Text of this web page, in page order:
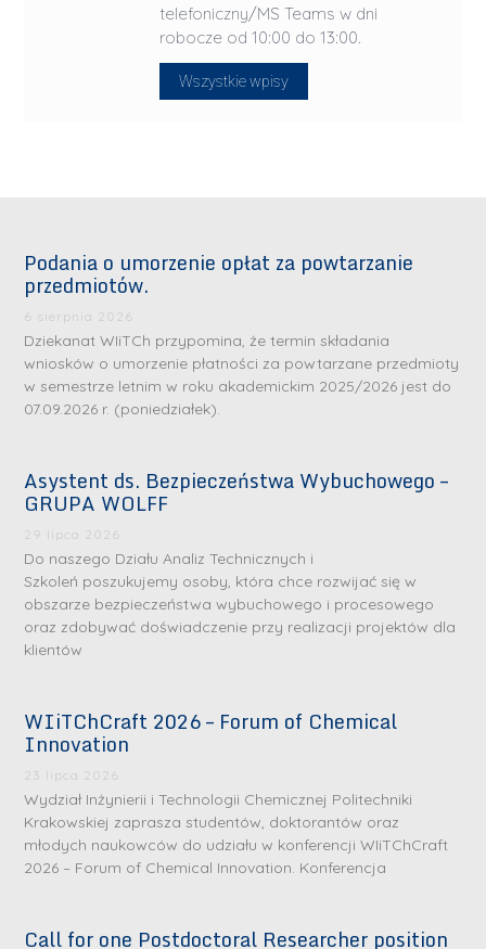
telefoniczny/MS Teams w dni
robocze od 10:00 do 13:00.
Wszystkie wpisy
Podania o umorzenie opłat za powtarzanie
przedmiotów.
6 sierpnia 2026
Dziekanat WIiTCh przypomina, że termin składania
wniosków o umorzenie płatności za powtarzane przedmioty
w semestrze letnim w roku akademickim 2025/2026 jest do
07.09.2026 r. (poniedziałek).
Asystent ds. Bezpieczeństwa Wybuchowego –
GRUPA WOLFF
29 lipca 2026
Do naszego Działu Analiz Technicznych i
Szkoleń poszukujemy osoby, która chce rozwijać się w
obszarze bezpieczeństwa wybuchowego i procesowego
oraz zdobywać doświadczenie przy realizacji projektów dla
klientów
WIiTChCraft 2026 – Forum of Chemical
Innovation
23 lipca 2026
Wydział Inżynierii i Technologii Chemicznej Politechniki
Krakowskiej zaprasza studentów, doktorantów oraz
młodych naukowców do udziału w konferencji WIiTChCraft
2026 – Forum of Chemical Innovation. Konferencja
Call for one Postdoctoral Researcher position